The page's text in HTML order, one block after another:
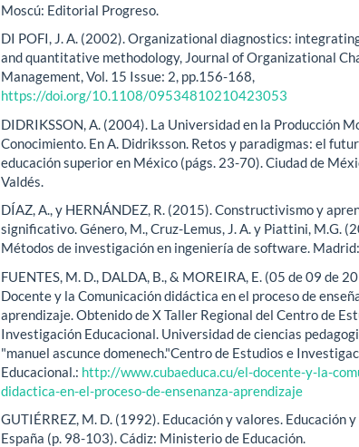
Moscú: Editorial Progreso.
DI POFI, J. A. (2002). Organizational diagnostics:
and quantitative methodology, Journal of Organizational
Management, Vol. 15 Issue: 2, pp.156-168,
https://doi.org/10.1108/09534810210423053
DIDRIKSSON, A. (2004). La Universidad en la Producción
Conocimiento. En A. Didriksson. Retos y paradigmas: el
educación superior en México (págs. 23-70). Ciudad de
Valdés.
DÍAZ, A., y HERNÁNDEZ, R. (2015). Constructivismo y
significativo. Género, M., Cruz-Lemus, J. A. y Piattini, M.G.
Métodos de investigación en ingeniería de software.
FUENTES, M. D., DALDA, B., & MOREIRA, E. (05 de 09 de
Docente y la Comunicación didáctica en el proceso de
aprendizaje. Obtenido de X Taller Regional del Centro de
Investigación Educacional. Universidad de ciencias
"manuel ascunce domenech."Centro de Estudios e
Educacional.: http://www.cubaeduca.cu/el-docente-y-la-
didactica-en-el-proceso-de-ensenanza-aprendizaje
GUTIÉRREZ, M. D. (1992). Educación y valores. Educación
España (p. 98-103). Cádiz: Ministerio de Educación.